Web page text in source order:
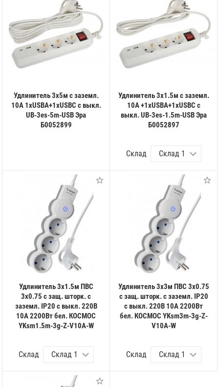
Удлинитель 3х5м с заземл.
10А 1xUSBA+1xUSBC с выкл.
UB-3es-5m-USB Эра
Б0052899
Удлинитель 3х1.5м с заземл.
10А +1xUSBA+1xUSBC с
выкл. UB-3es-1.5m-USB Эра
Б0052897
Склад
Удлинитель 3х1.5м ПВС
3х0.75 с защ. шторк. с
заземл. IP20 с выкл. 220В
10А 2200Вт бел. КОСМОС
YKsm1.5m-3g-Z-V10A-W
Склад
Удлинитель 3х3м ПВС 3х0.75
с защ. шторк. с заземл. IP20
с выкл. 220В 10А 2200Вт
бел. КОСМОС YKsm3m-3g-Z-
V10A-W
Склад